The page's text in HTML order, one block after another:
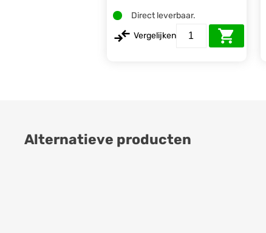
Direct leverbaar.
Vergelijken
Alternatieve producten